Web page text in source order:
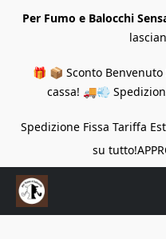
Per Fumo e Balocchi
🎁 📦 Sconto Benvenuto
cassa! 🚚💨
Spedizione Fissa Tariffa
su tutto!